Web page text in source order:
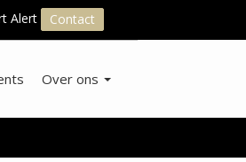
Alert Contact
Over ons